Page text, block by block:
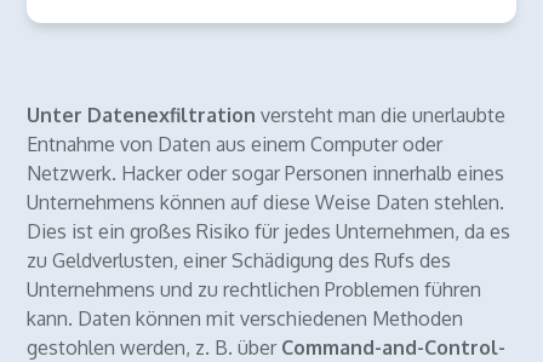
Unter Datenexfiltration versteht man die unerlaubte
Entnahme von Daten aus einem Computer oder
Netzwerk. Hacker oder sogar Personen innerhalb eines
Unternehmens können auf diese Weise Daten stehlen.
Dies ist ein großes Risiko für jedes Unternehmen, da es
zu Geldverlusten, einer Schädigung des Rufs des
Unternehmens und zu rechtlichen Problemen führen
kann. Daten können mit verschiedenen Methoden
gestohlen werden, z. B. über Command-and-Control-